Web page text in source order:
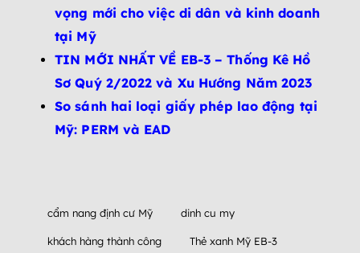
vọng mới cho việc di dân và kinh doanh
tại Mỹ
TIN MỚI NHẤT VỀ EB-3 – Thống Kê Hồ
Sơ Quý 2/2022 và Xu Hướng Năm 2023
So sánh hai loại giấy phép lao động tại
Mỹ: PERM và EAD
cẩm nang định cư Mỹ dinh cu my
khách hàng thành công Thẻ xanh Mỹ EB-3